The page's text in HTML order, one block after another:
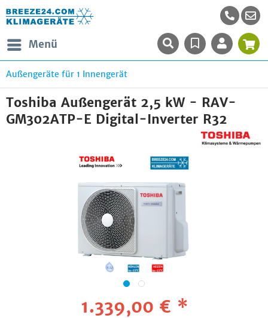
Menü
Außengeräte für 1 Innengerät
Toshiba Außengerät 2,5 kW - RAV-
GM302ATP-E Digital-Inverter R32
1.339,00 € *